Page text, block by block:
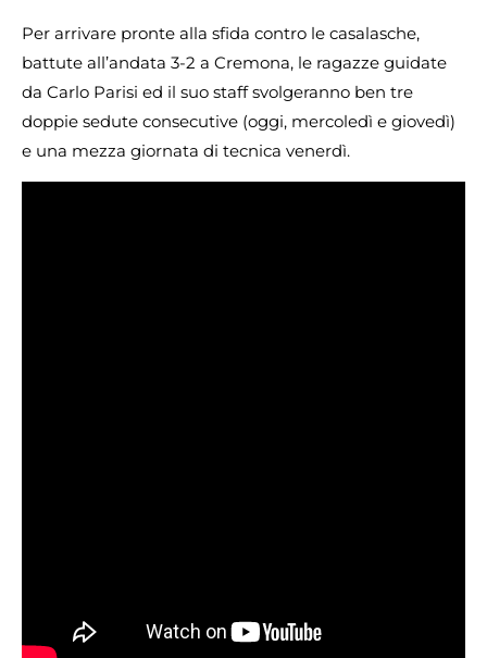
Per arrivare pronte alla sfida contro le casalasche,
battute all’andata 3-2 a Cremona, le ragazze guidate
da Carlo Parisi ed il suo staff svolgeranno ben tre
doppie sedute consecutive (oggi, mercoledì e giovedì)
e una mezza giornata di tecnica venerdì.